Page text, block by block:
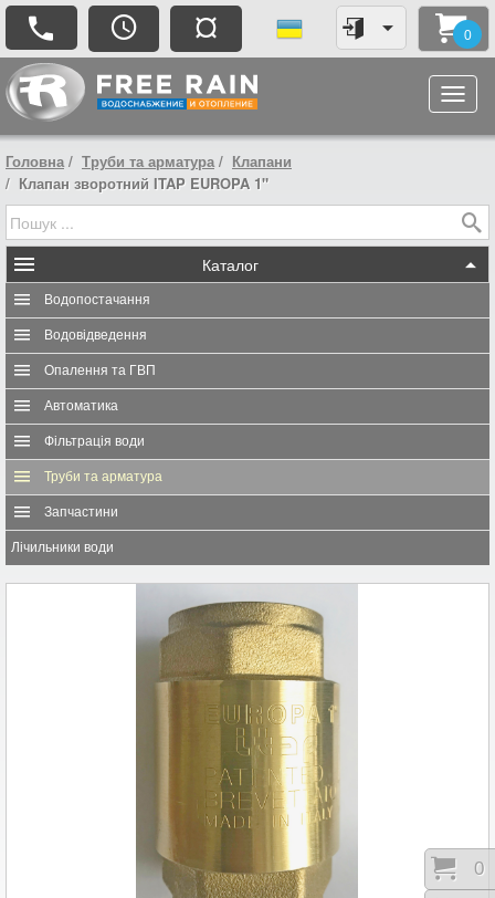
¤ 0
Головна Труби та арматура
Клапани
Клапан зворотний ITAP EUROPA 1"
Каталог
Водопостачання
Водовідведення
Опалення та ГВП
Автоматика
Фільтрація води
Труби та арматура
Запчастини
Лічильники води
0